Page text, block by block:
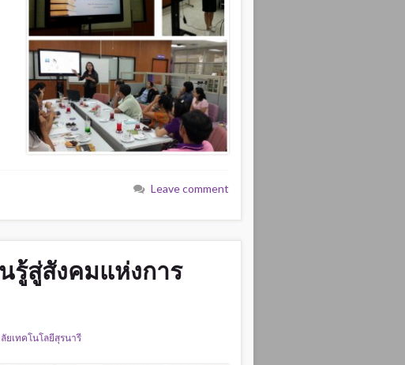
Leave comment
รู้สู่สังคมแห่งการ
ยเทคโนโลยีสุรนารี